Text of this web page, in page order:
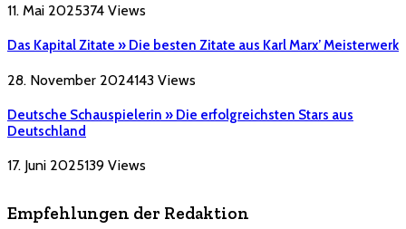
11. Mai 2025374 Views
Das Kapital Zitate » Die besten Zitate aus Karl Marx’ Meisterwerk
28. November 2024143 Views
Deutsche Schauspielerin » Die erfolgreichsten Stars aus
Deutschland
17. Juni 2025139 Views
Empfehlungen der Redaktion